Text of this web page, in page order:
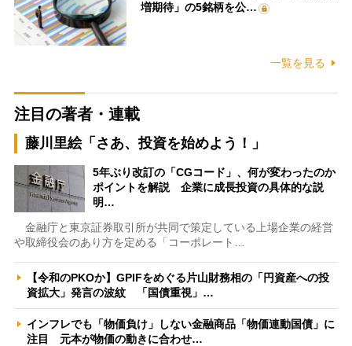
増期待」の5銘柄を公…
一覧を見る
注目の著者・連載
藤川里絵「さあ、投資を始めよう！」
5年ぶり改訂の「CGコード」、何が変わったのか
ポイントを解説 企業に成長投資の具体的な説
明…
金融庁と東京証券取引所が共同で策定している上場企業の経営
や取締役会のあり方を定める「コーポレート…
【令和のPKOか】GPIFをめぐる片山財務相の「円資産への投
資拡大」発言の波紋 「国債重視」…
インフレでも「物価負け」しない金融商品「物価連動国債」に
注目 元本が物価の動きに合わせ…